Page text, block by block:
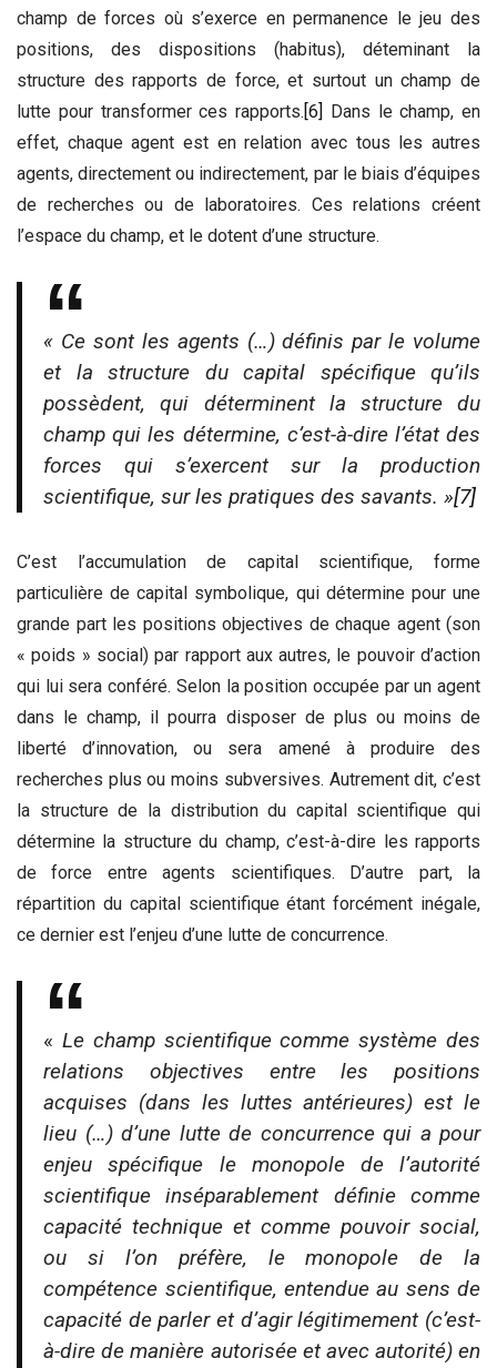
champ de forces où s’exerce en permanence le jeu des
positions, des dispositions (habitus), déteminant la
structure des rapports de force, et surtout un champ de
lutte pour transformer ces rapports.[6] Dans le champ, en
effet, chaque agent est en relation avec tous les autres
agents, directement ou indirectement, par le biais d’équipes
de recherches ou de laboratoires. Ces relations créent
l’espace du champ, et le dotent d’une structure.
« Ce sont les agents (…) définis par le volume
et la structure du capital spécifique qu’ils
possèdent, qui déterminent la structure du
champ qui les détermine, c’est-à-dire l’état des
forces qui s’exercent sur la production
scientifique, sur les pratiques des savants. »[7]
C’est l’accumulation de capital scientifique, forme
particulière de capital symbolique, qui détermine pour une
grande part les positions objectives de chaque agent (son
« poids » social) par rapport aux autres, le pouvoir d’action
qui lui sera conféré. Selon la position occupée par un agent
dans le champ, il pourra disposer de plus ou moins de
liberté d’innovation, ou sera amené à produire des
recherches plus ou moins subversives. Autrement dit, c’est
la structure de la distribution du capital scientifique qui
détermine la structure du champ, c’est-à-dire les rapports
de force entre agents scientifiques. D’autre part, la
répartition du capital scientifique étant forcément inégale,
ce dernier est l’enjeu d’une lutte de concurrence.
« Le champ scientifique comme système des
relations objectives entre les positions
acquises (dans les luttes antérieures) est le
lieu (…) d’une lutte de concurrence qui a pour
enjeu spécifique le monopole de l’autorité
scientifique inséparablement définie comme
capacité technique et comme pouvoir social,
ou si l’on préfère, le monopole de la
compétence scientifique, entendue au sens de
capacité de parler et d’agir légitimement (c’est-
à-dire de manière autorisée et avec autorité) en